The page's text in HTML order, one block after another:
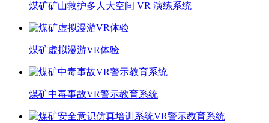
煤矿矿山救护多人大空间 VR 演练系统
煤矿虚拟漫游VR体验
煤矿中毒事故VR警示教育系统